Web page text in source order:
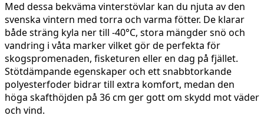
Med dessa bekväma vinterstövlar kan du njuta av den
svenska vintern med torra och varma fötter. De klarar
både sträng kyla ner till -40°C, stora mängder snö och
vandring i våta marker vilket gör de perfekta för
skogspromenaden, fisketuren eller en dag på fjället.
Stötdämpande egenskaper och ett snabbtorkande
polyesterfoder bidrar till extra komfort, medan den
höga skafthöjden på 36 cm ger gott om skydd mot väder
och vind.